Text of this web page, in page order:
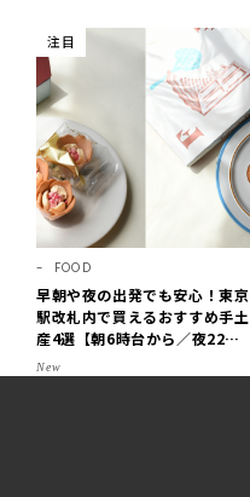
注目
FOOD
早朝や夜の出発でも安心！東京
駅改札内で買えるおすすめ手土
産4選【朝6時台から／夜22時
まで営業】
New